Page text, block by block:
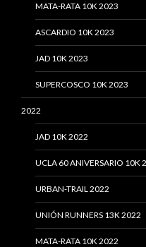
MATA-RATA 10K 2023
ASCARDIO 10K 2023
JAD 10K 2023
SUPERCOSCO 10K 2023
2022
JAD 10K 2022
UCLA 60 ANIVERSARIO 10K
URBAN-TRAIL 2022
UNIÓN RUNNERS 13K 2022
MATA-RATA 10K 2022